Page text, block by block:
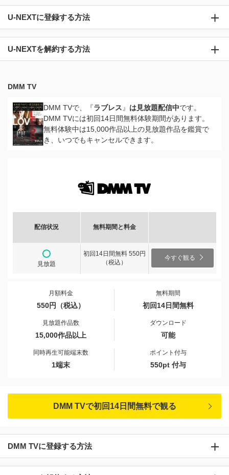
U-NEXTに登録する方法
U-NEXTを解約する方法
DMM TV
DMM TVで、『ラブレス 』 は見放題配信中です。
DMM TVには初回14日間無料体験期間があります。
無料体験中は15,000作品以上の見放題作品を鑑賞で
き、いつでもキャンセルできます。
配信状況 無料期間と料金
見放題
初回14日間無料 550円
（税込）
今すぐ観る
月額料金
550円（税込）
無料期間
初回14日間無料
見放題作品数
15,000作品以上
ダウンロード
可能
同時再生可能端末数
1端末
ポイント付与
550pt 付与
DMM TVで初回14日間無料で観る
DMM TVに登録する方法